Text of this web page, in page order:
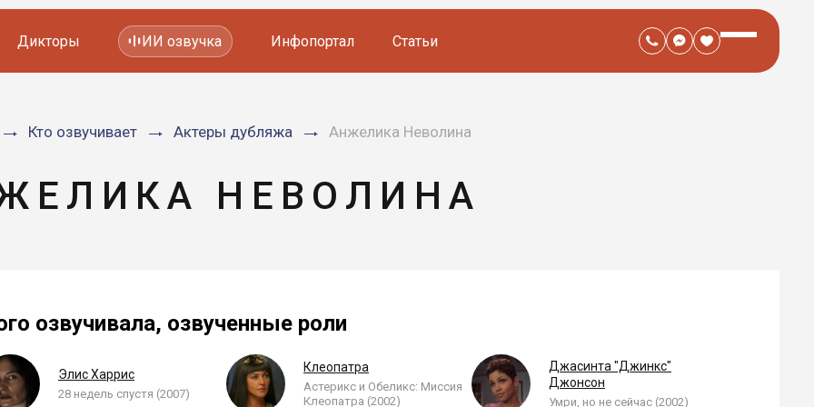
Мультфильмов
Дикторы ИИ озвучка Инфопортал Статьи
Кто озвучивает Актеры дубляжа Анжелика Неволина
НЕВОЛИНА
озвучивала, озвученные роли
Элис Харрис
28 недель спустя (2007)
Клеопатра
Астерикс и Обеликс: Миссия
Клеопатра (2002)
Джасинта "Джинкс"
Джонсон
Умри, но не сейчас (2002)